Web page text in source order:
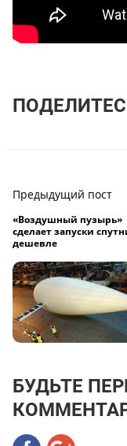
Предыдущий пост
«Воздушный пузырь»
сделает запуски
дешевле
БУДЬТЕ